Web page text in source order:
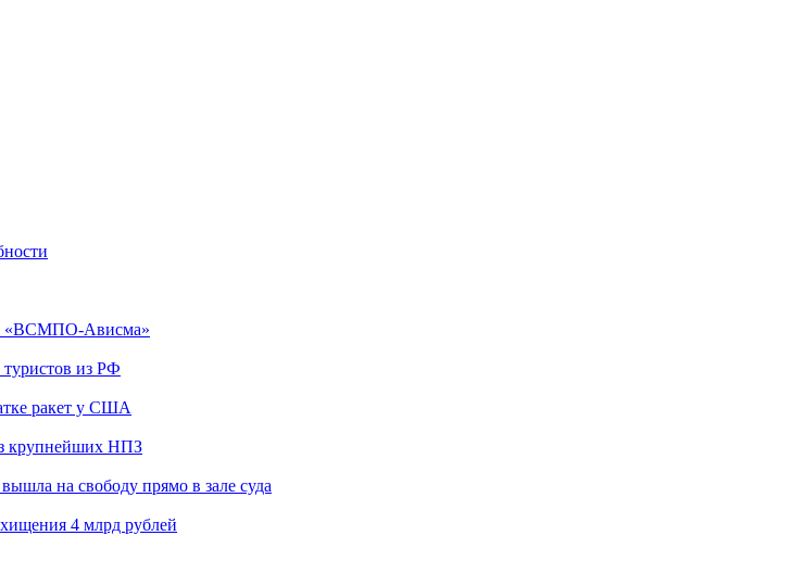
«ВСМПО-Ависма»
туристов из РФ
ракет у США
крупнейших НПЗ
на свободу прямо в зале суда
4 млрд рублей